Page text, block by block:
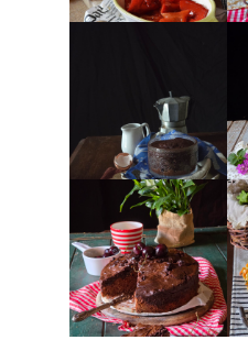
MUG CAKE AL
CIOCCOLATO
TORTA DOPPIO
CIOCCOLATO E
CILIEGIE